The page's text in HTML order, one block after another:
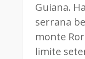
Guiana.
serrana
monte
limite